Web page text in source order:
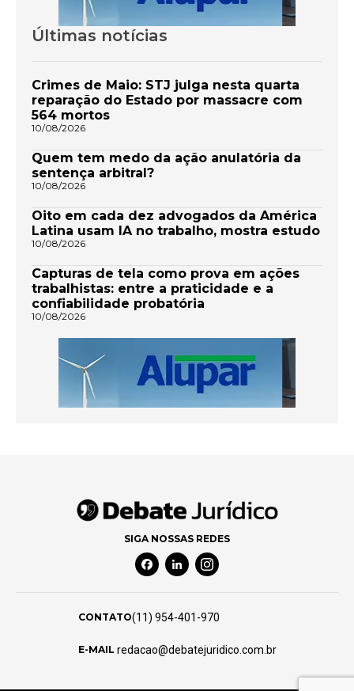
Últimas notícias
Crimes de Maio: STJ julga nesta quarta
reparação do Estado por massacre com
564 mortos
10/08/2026
Quem tem medo da ação anulatória da
sentença arbitral?
10/08/2026
Oito em cada dez advogados da América
Latina usam IA no trabalho, mostra estudo
10/08/2026
Capturas de tela como prova em ações
trabalhistas: entre a praticidade e a
confiabilidade probatória
10/08/2026
SIGA NOSSAS REDES
Facebook Social Media
Linkedin Social Media
Instagram Social Media
CONTATO(11) 954-401-970
E-MAIL redacao@debatejuridico.com.br